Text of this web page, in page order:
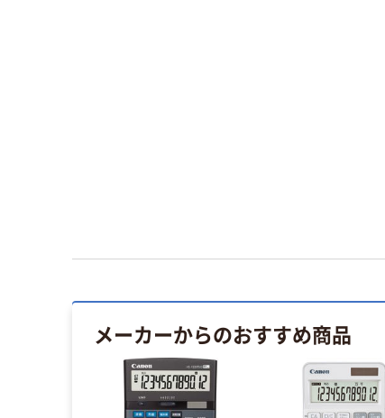
メーカーからのおすすめ商品